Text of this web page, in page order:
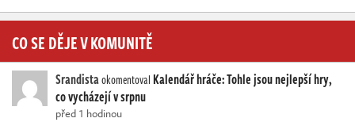
CO SE DĚJE V KOMUNITĚ
Srandistaokomentoval Kalendář hráče: Tohle jsou nejlepší hry,
co vycházejí v srpnu
před 1 hodinou